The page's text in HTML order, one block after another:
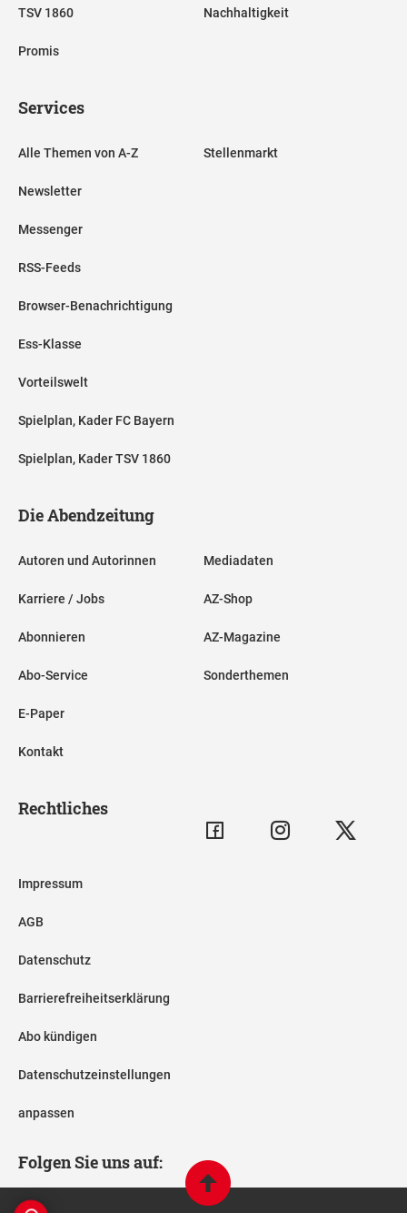
TSV 1860
Promis
Nachhaltigkeit
Services
Alle Themen von A-Z
Newsletter
Messenger
RSS-Feeds
Browser-Benachrichtigung
Ess-Klasse
Vorteilswelt
Spielplan, Kader FC Bayern
Spielplan, Kader TSV 1860
Stellenmarkt
Die Abendzeitung
Autoren und Autorinnen
Karriere / Jobs
Abonnieren
Abo-Service
E-Paper
Kontakt
Mediadaten
AZ-Shop
AZ-Magazine
Sonderthemen
Rechtliches
Impressum
AGB
Datenschutz
Barrierefreiheitserklärung
Abo kündigen
Datenschutzeinstellungen
anpassen
Folgen Sie uns auf: